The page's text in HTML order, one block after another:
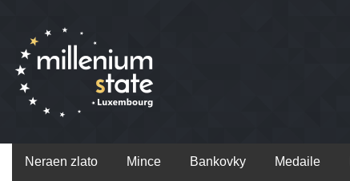
Neraen zlato Mince Bankovky Medaile